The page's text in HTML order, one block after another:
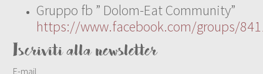
Gruppo fb ” Dolom-Eat Community”
https://www.facebook.com/groups/
Iscriviti alla newsletter
E-mail